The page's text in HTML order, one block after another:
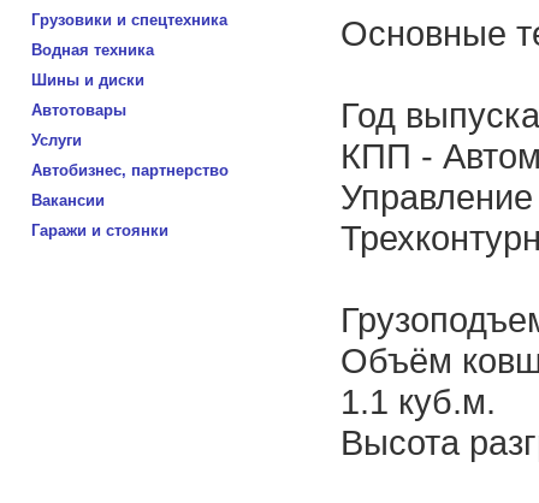
Грузовики и спецтехника
Водная техника
Шины и диски
Автотовары
Услуги
Автобизнес, партнерство
Вакансии
Гаражи и стоянки
Основные
Год
КПП -
Объём
1.1 куб.м.
Высота